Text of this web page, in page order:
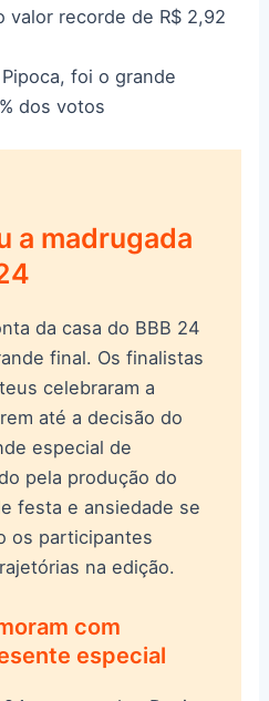
valor recorde de R$ 2,92
foi o grande
dos votos
a madrugada
da casa do BBB 24
final. Os finalistas
celebraram a
até a decisão do
especial de
pela produção do
festa e ansiedade se
os participantes
na edição.
com
especial